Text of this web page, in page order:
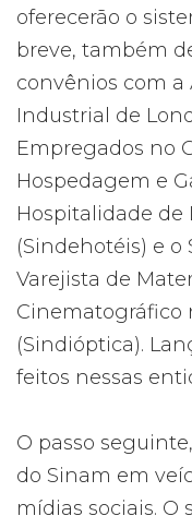
oferecerão o
breve, também
convênios com a
Industrial de
Empregados no
Hospedagem e
Hospitalidade de
(Sindehotéis) e o
Varejista de
Cinematográfico
(Sindióptica).
feitos nessas
O passo
do Sinam em
mídias sociais. O